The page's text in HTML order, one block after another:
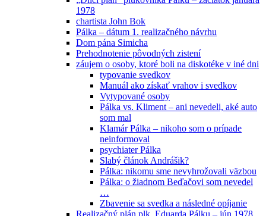
1978
chartista John Bok
Pálka – dátum 1. realizačného návrhu
Dom pána Simicha
Prehodnotenie pôvodných zistení
záujem o osoby, ktoré boli na diskotéke v iné dni
typovanie svedkov
Manuál ako získať vrahov i svedkov
Vytypované osoby
Pálka vs. Kliment – ani nevedeli, aké auto
som mal
Klamár Pálka – nikoho som o prípade
neinformoval
psychiater Pálka
Slabý článok Andrášik?
Pálka: nikomu sme nevyhrožovali väzbou
Pálka: o žiadnom Beďačovi som nevedel
…
Zbavenie sa svedka a následné opíjanie
Realizačný plán plk. Eduarda Pálku – jún 1978